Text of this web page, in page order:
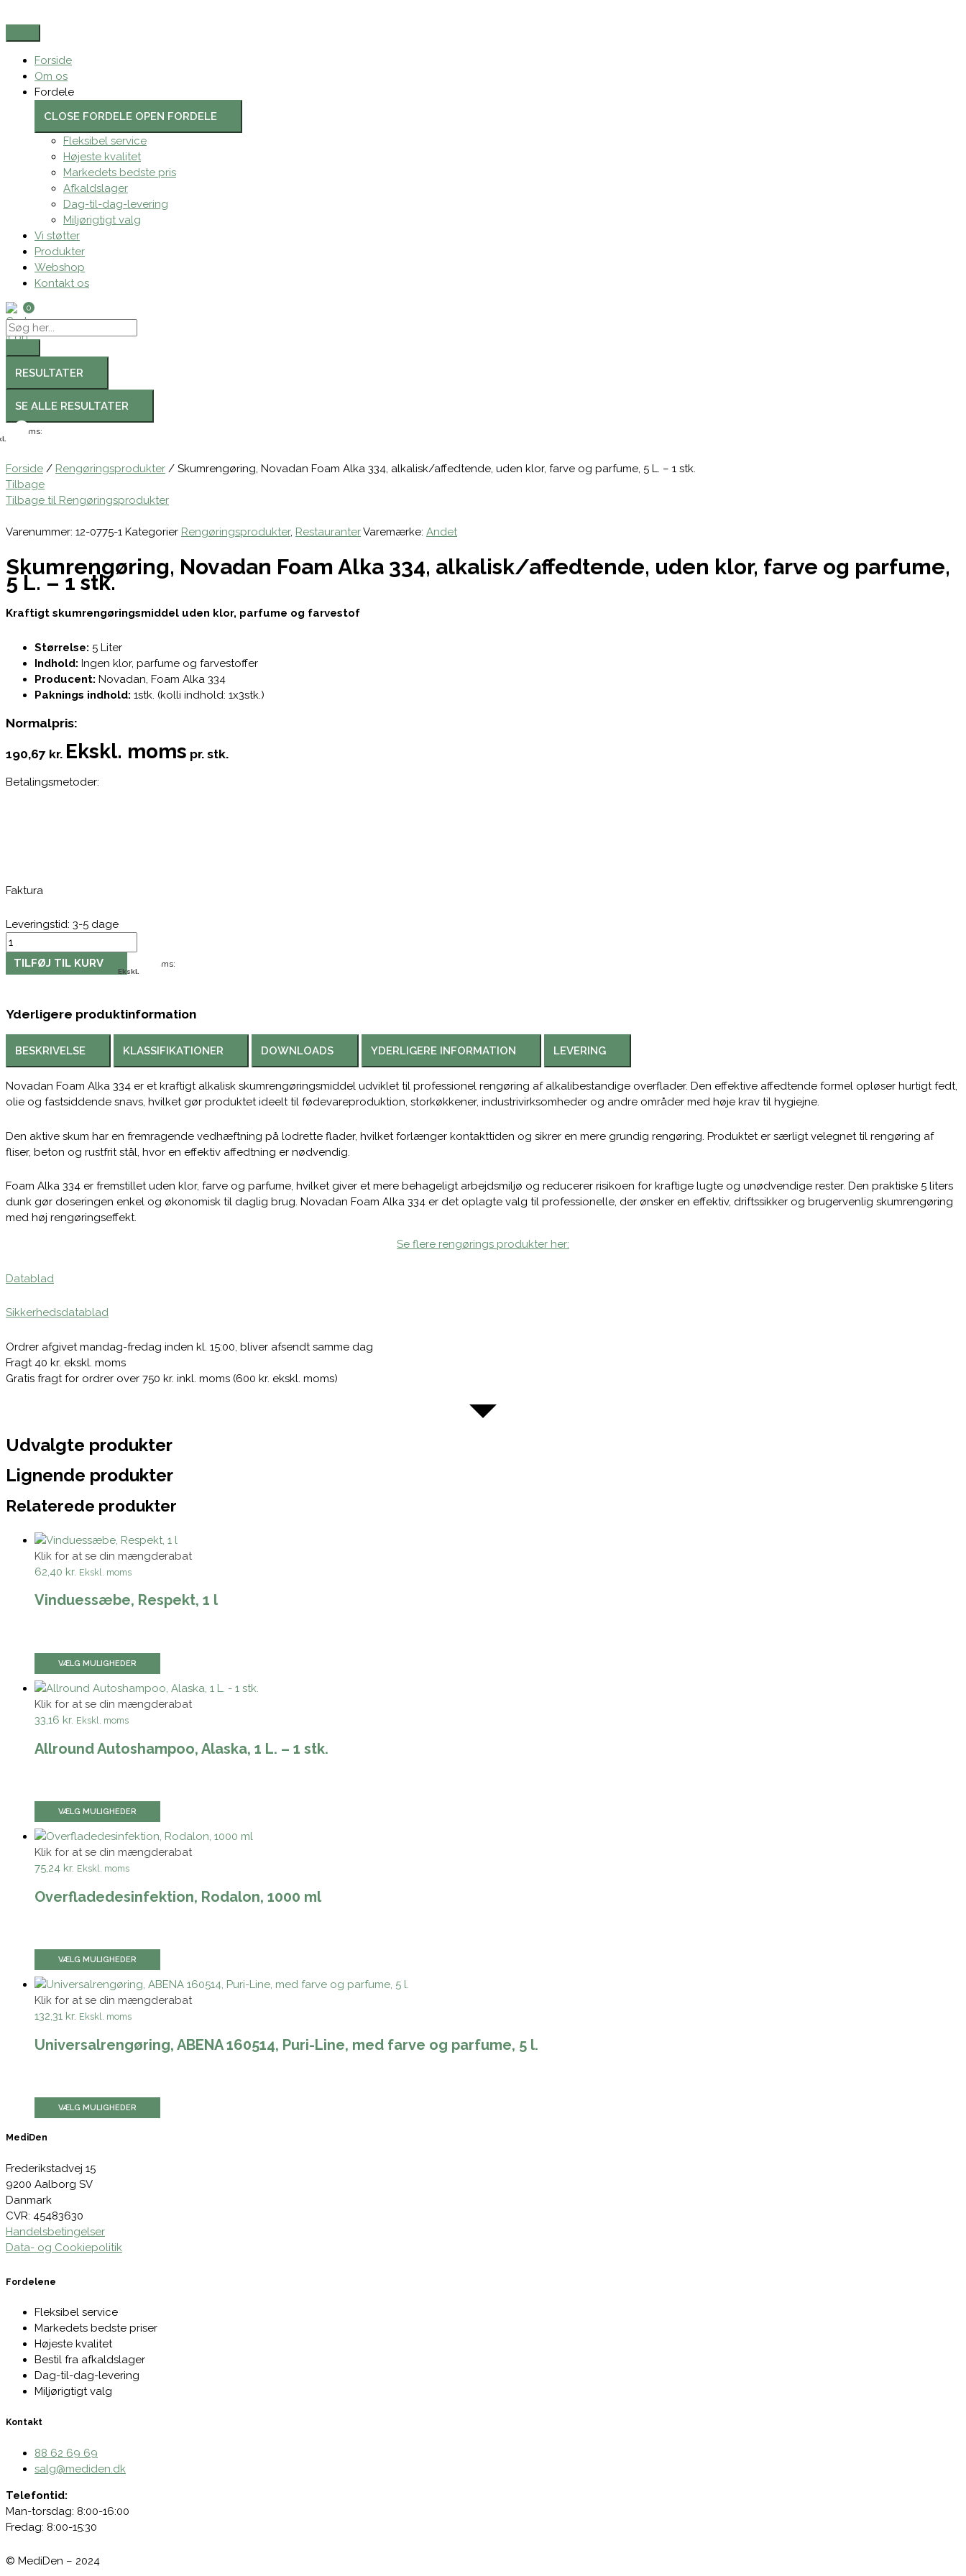
til
indholdet
Forside
Om os
Fordele
CLOSE FORDELE OPEN FORDELE
Fleksibel service
Højeste kvalitet
Markedets bedste pris
Afkaldslager
Dag-til-dag-levering
Miljørigtigt valg
Vi støtter
Produkter
Webshop
Kontakt os
0
...
RESULTATER
SE ALLE RESULTATER
Moms:
Forside / Rengøringsprodukter / Skumrengøring, Novadan Foam Alka 334, alkalisk/affedtende, uden klor, farve og parfume, 5 L. – 1 stk.
Tilbage
Tilbage til Rengøringsprodukter
Varenummer: 12-0775-1 Kategorier Rengøringsprodukter, RestauranterVaremærke: Andet
Skumrengøring, Novadan Foam Alka 334, alkalisk/affedtende, uden klor, farve og parfume,
5 L. – 1 stk.
Kraftigt skumrengøringsmiddel uden klor, parfume og farvestof
Størrelse: 5 Liter
Indhold: Ingen klor, parfume og farvestoffer
Producent: Novadan, Foam Alka 334
Paknings indhold: 1stk. (kolli indhold: 1x3stk.)
Normalpris:
190,67 kr. Ekskl. moms pr. stk.
Betalingsmetoder:
Faktura
Leveringstid: 3-5 dage
Novadan
Foam
alkalisk/affedtende,
TILFØJ TIL KURV Moms:
Ekskl.
Yderligere produktinformation
BESKRIVELSE KLASSIFIKATIONER DOWNLOADS YDERLIGERE INFORMATION LEVERING
Novadan Foam Alka 334 er et kraftigt alkalisk skumrengøringsmiddel udviklet til professionel rengøring af alkalibestandige overflader. Den effektive affedtende formel opløser hurtigt fedt,
olie og fastsiddende snavs, hvilket gør produktet ideelt til fødevareproduktion, storkøkkener, industrivirksomheder og andre områder med høje krav til hygiejne.
Den aktive skum har en fremragende vedhæftning på lodrette flader, hvilket forlænger kontakttiden og sikrer en mere grundig rengøring. Produktet er særligt velegnet til rengøring af
fliser, beton og rustfrit stål, hvor en effektiv affedtning er nødvendig.
Foam Alka 334 er fremstillet uden klor, farve og parfume, hvilket giver et mere behageligt arbejdsmiljø og reducerer risikoen for kraftige lugte og unødvendige rester. Den praktiske 5 liters
dunk gør doseringen enkel og økonomisk til daglig brug. Novadan Foam Alka 334 er det oplagte valg til professionelle, der ønsker en effektiv, driftssikker og brugervenlig skumrengøring
med høj rengøringseffekt.
Se flere rengørings produkter her:
Datablad
Sikkerhedsdatablad
Ordrer afgivet mandag-fredag inden kl. 15:00, bliver afsendt samme dag
Fragt 40 kr. ekskl. moms
Gratis fragt for ordrer over 750 kr. inkl. moms (600 kr. ekskl. moms)
Udvalgte produkter
Lignende produkter
Relaterede produkter
Klik for at se din mængderabat
62,40 kr. Ekskl. moms
Vinduessæbe, Respekt, 1 l
VÆLG MULIGHEDER
Klik for at se din mængderabat
33,16 kr. Ekskl. moms
Allround Autoshampoo, Alaska, 1 L. – 1 stk.
VÆLG MULIGHEDER
Klik for at se din mængderabat
75,24 kr. Ekskl. moms
Overfladedesinfektion, Rodalon, 1000 ml
VÆLG MULIGHEDER
Klik for at se din mængderabat
132,31 kr. Ekskl. moms
Universalrengøring, ABENA 160514, Puri-Line, med farve og parfume, 5 l.
VÆLG MULIGHEDER
MediDen
Frederikstadvej 15
9200 Aalborg SV
Danmark
CVR: 45483630
Handelsbetingelser
Data- og Cookiepolitik
Fordelene
Fleksibel service
Markedets bedste priser
Højeste kvalitet
Bestil fra afkaldslager
Dag-til-dag-levering
Miljørigtigt valg
Kontakt
88 62 69 69
salg@mediden.dk
Telefontid:
Man-torsdag: 8:00-16:00
Fredag: 8:00-15:30
© MediDen – 2024